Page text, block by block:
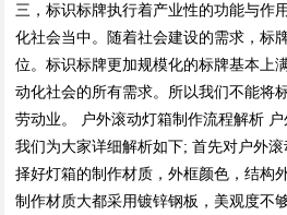
三，标识标牌执行着产业性的功能与作
化社会当中。随着社会建设的需求，标
位。标识标牌更加规模化的标牌基本上
动化社会的所有需求。所以我们不能将
劳动业。 户外滚动灯箱制作流程解析
我们为大家详细解析如下; 首先对户外
择好灯箱的制作材质，外框颜色，结构
制作材质大都采用镀锌钢板，美观度不